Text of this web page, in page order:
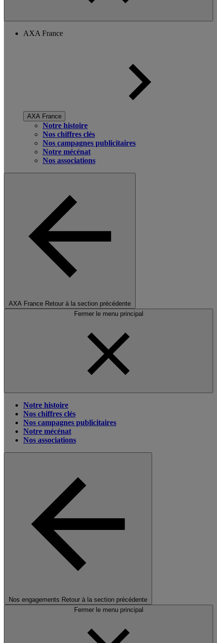
AXA France
AXA France
Notre histoire
Nos chiffres clés
Nos campagnes publicitaires
Notre mécénat
Nos associations
AXA France Retour à la section précédente
Fermer le menu principal
Notre histoire
Nos chiffres clés
Nos campagnes publicitaires
Notre mécénat
Nos associations
Nos engagements Retour à la section précédente
Fermer le menu principal